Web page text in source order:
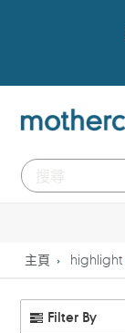
主頁 highlight
Filter By